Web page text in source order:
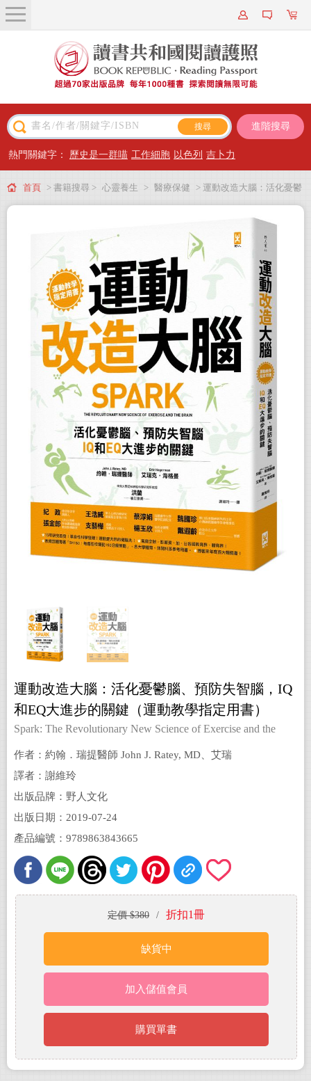
關於我們
近期新書
主題閱讀
出版專區
會員專屬
會員儲值方案
進階搜尋
熱門關鍵字： 歷史是一群喵 工作細胞 以色列 吉卜力
首頁 > 書籍搜尋 > 心靈養生 > 醫療保健 > 運動改造大腦：活化憂鬱
運動改造大腦：活化憂鬱腦、預防失智腦，IQ
和EQ大進步的關鍵（運動教學指定用書）
Spark: The Revolutionary New Science of Exercise and the
作者：約翰．瑞提醫師 John J. Ratey, MD、艾瑞
克．海格曼 Eric Hagerman
譯者：謝維玲
出版品牌：野人文化
出版日期：2019-07-24
產品編號：9789863843665
定價 $380 / 折扣1冊
缺貨中
加入儲值會員
購買單書